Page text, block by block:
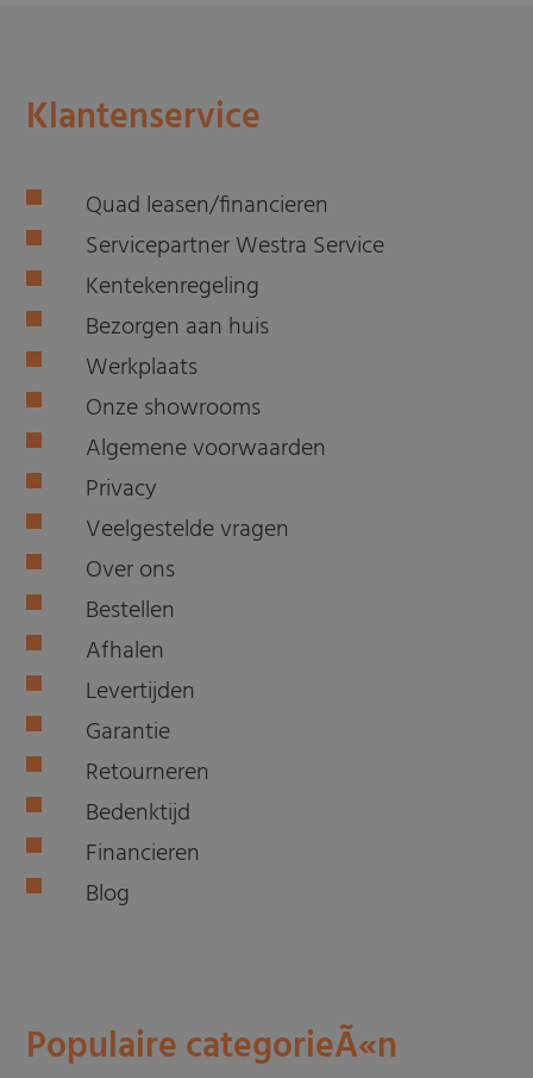
Klantenservice
Quad leasen/financieren
Servicepartner Westra Service
Kentekenregeling
Bezorgen aan huis
Werkplaats
Onze showrooms
Algemene voorwaarden
Privacy
Veelgestelde vragen
Over ons
Bestellen
Afhalen
Levertijden
Garantie
Retourneren
Bedenktijd
Financieren
Blog
Populaire categorieÃ«n